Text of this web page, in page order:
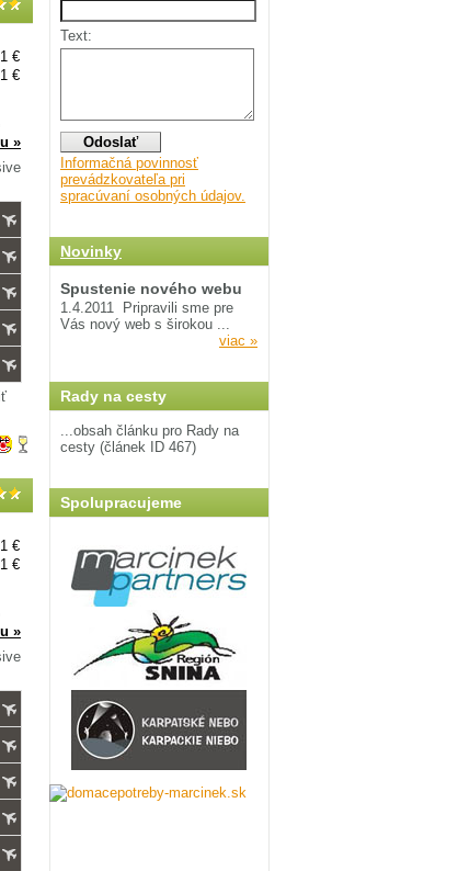
€
€
»
€
€
»
Text:
Informačná povinnosť
prevádzkovateľa pri
spracúvaní osobných údajov.
Novinky
Spustenie nového webu
1.4.2011 Pripravili sme pre
Vás nový web s širokou ...
viac »
Rady na cesty
...obsah článku pro Rady na
cesty (článek ID 467)
Spolupracujeme